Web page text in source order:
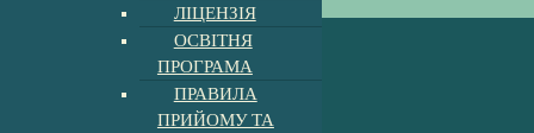
ЛІЦЕНЗІЯ
ОСВІТНЯ
ПРОГРАМА
ПРАВИЛА
ПРИЙОМУ ТА